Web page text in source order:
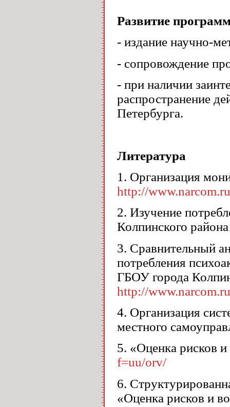
Развитие
- издание научно-
- сопровождение
- при наличии
распространение
Петербурга.
Литература
1. Организация
http://
2. Изучение
Колпинского
3. Сравнительный
потребления
ГБОУ города
http://
4. Организация
местного
5. «Оценка рисков
f=uu/orv/
6.
«Оценка рисков и